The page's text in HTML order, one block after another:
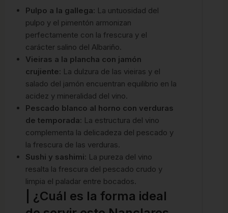
Pulpo a la gallega: La untuosidad del
pulpo y el pimentón armonizan
perfectamente con la frescura y el
carácter salino del Albariño.
Vieiras a la plancha con jamón
crujiente: La dulzura de las vieiras y el
salado del jamón encuentran equilibrio en la
acidez y mineralidad del vino.
Pescado blanco al horno con verduras
de temporada: La estructura del vino
complementa la delicadeza del pescado y
la frescura de las verduras.
Sushi y sashimi: La pureza del vino
resalta la frescura del pescado crudo y
limpia el paladar entre bocados.
| ¿Cuál es la forma ideal